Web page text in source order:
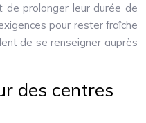
prolonger leur durée de
pour rester fraîche
de se renseigner auprès
des centres